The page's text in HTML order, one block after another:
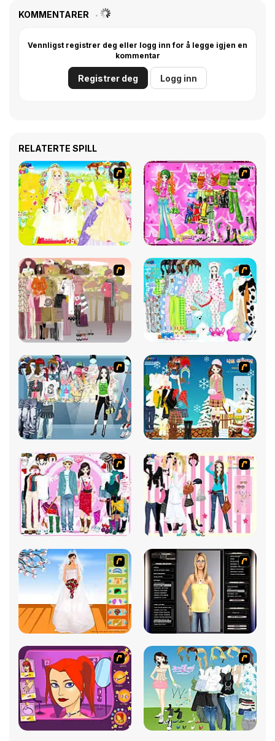
KOMMENTARER
Vennligst registrer deg eller logg inn for å legge igjen en
kommentar
Registrer deg Logg inn
RELATERTE SPILL